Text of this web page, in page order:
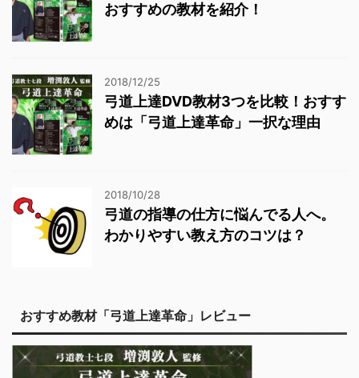
おすすめの教材を紹介！
2018/12/25
弓道上達DVD教材3つを比較！おすす
めは「弓道上達革命」一択な理由
2018/10/28
弓道の指導の仕方に悩んでる人へ。
わかりやすい教え方のコツは？
おすすめ教材「弓道上達革命」レビュー